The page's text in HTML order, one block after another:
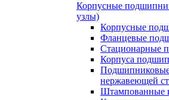
Корпусные
узлы)
Корпусные
Фланцевые
Стационарные
Корпуса
Подшипниковые
нержавеющей
Штампованные